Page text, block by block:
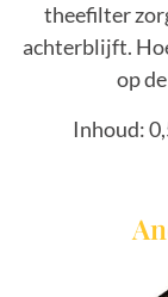
theefilter
achterblijft.
op
Inhoud: